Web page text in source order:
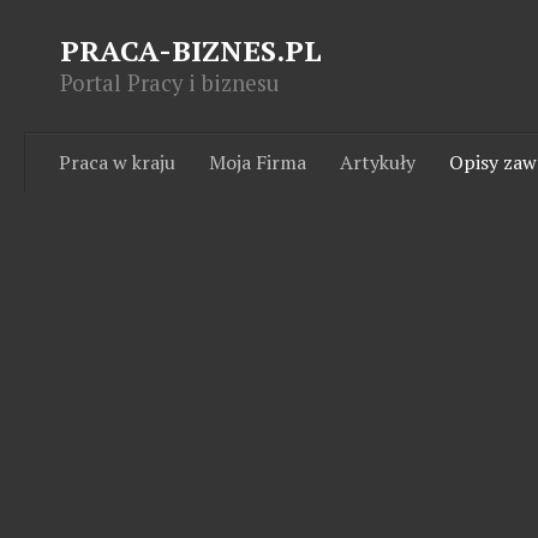
PRACA-BIZNES.PL
Portal Pracy i biznesu
Praca w kraju Moja Firma Artykuły Opisy